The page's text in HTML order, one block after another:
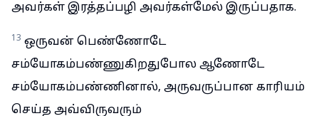
அவர்கள் இரத்தப்பழி அவர்கள்மேல் இருப்பதாக.
13 ஒருவன் பெண்ணோடே
சம்யோகம்பண்ணுகிறதுபோல ஆணோடே
சம்யோகம்பண்ணினால், அருவருப்பான காரியம்
செய்த அவ்விருவரும்